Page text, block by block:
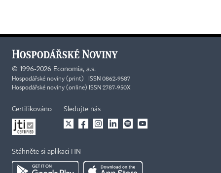
© 1996-2026 Economia, a.s.
Hospodářské noviny (print) ISSN 0862-9587
Hospodářské noviny (online) ISSN 2787-950X
Certifikováno Sledujte nás
Stáhněte si aplikaci HN